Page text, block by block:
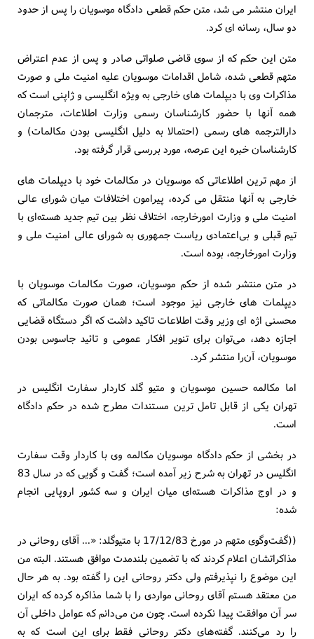
ایران منتشر می شد، متن حکم قطعی دادگاه موسویان را پس از حدود
دو سال، رسانه ای کرد.
متن این حکم که از سوی قاضی صلواتی صادر و پس از عدم اعتراض
متهم قطعی شده، شامل اقدامات موسویان علیه امنیت ملی و صورت
مذاکرات وی با دیپلمات های خارجی به ویژه انگلیسی و ژاپنی است که
همه آنها با حضور کارشناسان رسمی وزارت اطلاعات، مترجمان
دارالترجمه های رسمی (احتمالا به دلیل انگلیسی بودن مکالمات) و
کارشناسان خبره این عرصه، مورد بررسی قرار گرفته بود.
از مهم ترین اطلاعاتی که موسویان در مکالمات خود با دیپلمات های
خارجی به آنها منتقل می کرده، پیرامون اختلافات میان شورای عالی
امنیت ملی و وزارت امورخارجه، اختلاف نظر بین تیم جدید هسته‌ای با
تیم قبلی و بی‌اعتمادی ریاست جمهوری به شورای عالی امنیت ملی و
وزارت امورخارجه، بوده است.
در متن منتشر شده از حکم موسویان، صورت مکالمات موسویان با
دیپلمات های خارجی نیز موجود است؛ همان صورت مکالماتی که
محسنی اژه ای وزیر وقت اطلاعات تاکید داشت که اگر دستگاه قضایی
اجازه دهد، می‌توان برای تنویر افکار عمومی و تائید جاسوس بودن
موسویان، آن‌را منتشر کرد.
اما مکالمه حسین موسویان و متیو گلد کاردار سفارت انگلیس در
تهران یکی از قابل تامل ترین مستندات مطرح شده در حکم دادگاه
است.
در بخشی از حکم دادگاه موسویان مکالمه وی با کاردار وقت سفارت
انگلیس در تهران به شرح زیر آمده است؛ گفت و گویی که در سال 83
و در اوج مذاکرات هسته‌ای میان ایران و سه کشور اروپایی انجام
شده:
((گفت‌وگوی متهم در مورخ 17/12/83 با متیوگلد: «... آقای روحانی در
مذاکراتشان اعلام کردند که با تضمین بلندمدت موافق هستند. البته من
این موضوع را نپذیرفتم ولی دکتر روحانی این را گفته بود. به هر حال
من معتقد هستم آقای روحانی مواردی را با شما مذاکره کرده که ایران
سر آن موافقت پیدا نکرده است. چون من می‌دانم که عوامل داخلی آن
را رد می‌کنند. گفته‌های دکتر روحانی فقط برای این است که به